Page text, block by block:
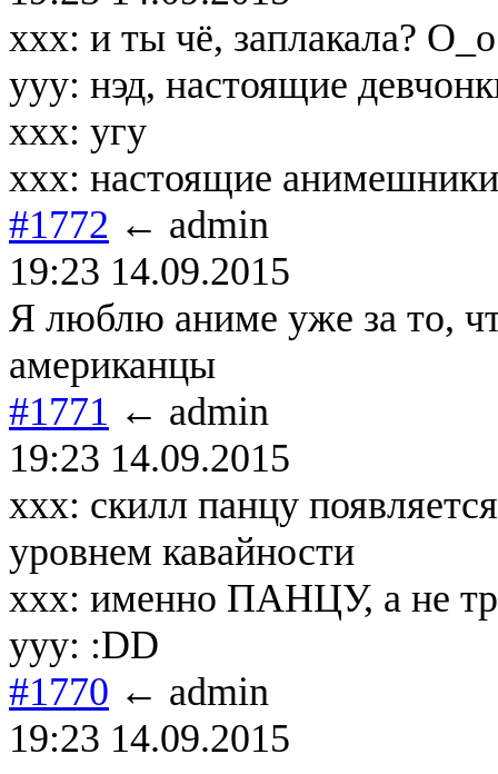
ххх: и ты чё, заплакала? О_о
ууу: нэд, настоящие
ххх: угу
ххх: настоящие
#1772 ← admin
19:23 14.09.2015
Я люблю аниме уже за то,
американцы
#1771 ← admin
19:23 14.09.2015
xxx: скилл панцу
уровнем кавайности
xxx: именно ПАНЦУ, а не
yyy: :DD
#1770 ← admin
19:23 14.09.2015